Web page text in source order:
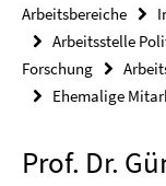
Arbeitsbereiche
Arbeitsstelle
Forschung
Ehemalige
Prof. Dr.